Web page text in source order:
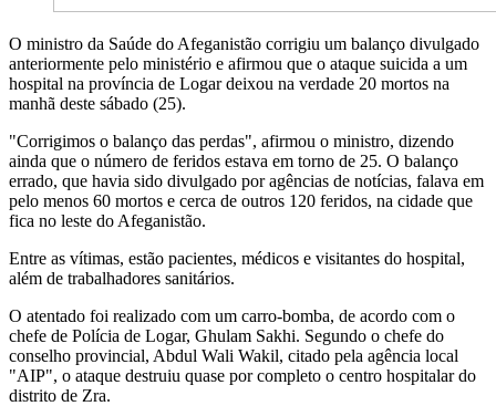
O ministro da Saúde do Afeganistão corrigiu um balanço divulgado
anteriormente pelo ministério e afirmou que o ataque suicida a um
hospital na província de Logar deixou na verdade 20 mortos na
manhã deste sábado (25).
"Corrigimos o balanço das perdas", afirmou o ministro, dizendo
ainda que o número de feridos estava em torno de 25. O balanço
errado, que havia sido divulgado por agências de notícias, falava em
pelo menos 60 mortos e cerca de outros 120 feridos, na cidade que
fica no leste do Afeganistão.
Entre as vítimas, estão pacientes, médicos e visitantes do hospital,
além de trabalhadores sanitários.
O atentado foi realizado com um carro-bomba, de acordo com o
chefe de Polícia de Logar, Ghulam Sakhi. Segundo o chefe do
conselho provincial, Abdul Wali Wakil, citado pela agência local
"AIP", o ataque destruiu quase por completo o centro hospitalar do
distrito de Zra.